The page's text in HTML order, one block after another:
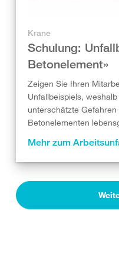
Krane
Schulung:
Betonelement»
Zeigen Sie Ihren
Unfallbeispiels,
unterschätzte
Betonelementen
Mehr zum